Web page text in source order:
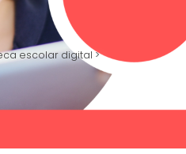
escolar digital>